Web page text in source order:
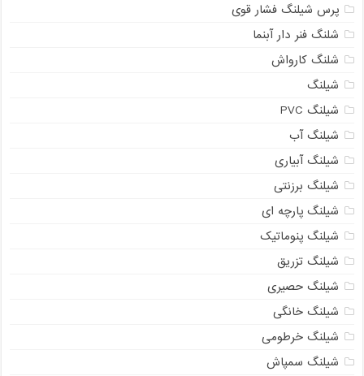
پرس شیلنگ فشار قوی
شلنگ فنر دار آبنما
شلنگ کارواش
شیلنگ
شیلنگ PVC
شیلنگ آب
شیلنگ آبیاری
شیلنگ برزنتی
شیلنگ پارچه ای
شیلنگ پنوماتیک
شیلنگ تزریق
شیلنگ حصیری
شیلنگ خانگی
شیلنگ خرطومی
شیلنگ سمپاش